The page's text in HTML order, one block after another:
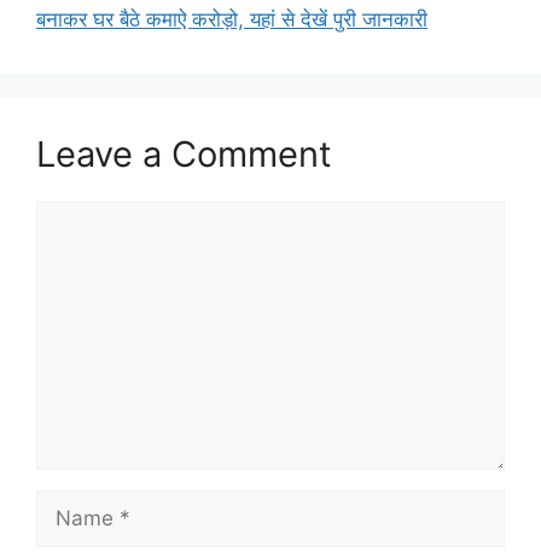
बनाकर घर बैठे कमाऐ करोड़ो, यहां से देखें पुरी जानकारी
Leave a Comment
Name